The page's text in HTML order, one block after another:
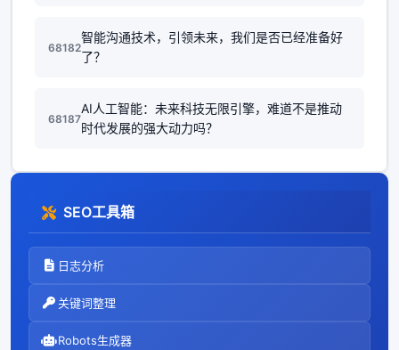
68182
智能沟通技术，引领未来，我们是否已经准备好
了？
68187
AI人工智能：未来科技无限引擎，难道不是推动
时代发展的强大动力吗？
SEO工具箱
日志分析
关键词整理
Robots生成器